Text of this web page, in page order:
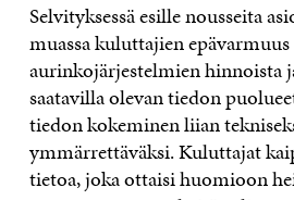
Selvityksessä esille nousseita
muassa kuluttajien epävarmuus
aurinkojärjestelmien hinnoista
saatavilla olevan tiedon
tiedon kokeminen liian
ymmärrettäväksi. Kuluttajat
tietoa, joka ottaisi huomioon